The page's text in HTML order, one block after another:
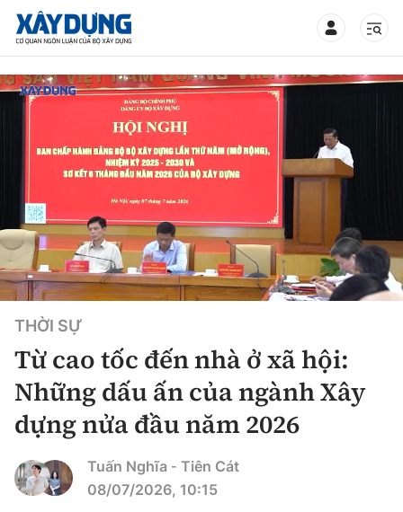
TIN BỘ XÂY DỰNG
Mới nhất
Thời sự
Chính trị
Xã hội
Chuyện dọc đường
Cải chính
Xây dựng
Chỉ đạo điều hành
Quy hoạch kiến trúc
Vật liệu xây dựng
Giao thông
Quản lý
Đường bộ
Kinh tế
Thị trường
Pháp luật
THỜI SỰ
Từ cao tốc đến nhà ở xã hội:
Những dấu ấn của ngành Xây
dựng nửa đầu năm 2026
Tuấn Nghĩa - Tiên Cát
08/07/2026, 10:15